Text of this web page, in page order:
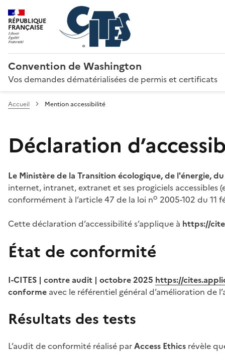
RÉPUBLIQUE
FRANÇAISE
Convention de Washington
Vos demandes dématérialisées de permis et certificats
Accueil Mention accessibilité
Déclaration
Le Ministère de la Transition écologique, de l'énergie,
internet, intranet, extranet et ses progiciels
conformément à l’article 47 de la loi no 2005-102 du 11
Cette déclaration d’accessibilité s’applique à https://
État de conformité
I-CITES | contre audit | octobre 2025 https://
conforme avec le référentiel général d’amélioration de
Résultats des tests
L’audit de conformité réalisé parAccess Ethics révèle